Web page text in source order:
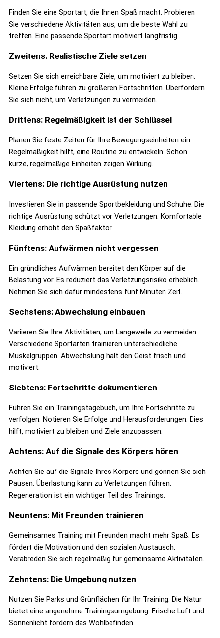
Finden Sie eine Sportart, die Ihnen Spaß macht. Probieren
Sie verschiedene Aktivitäten aus, um die beste Wahl zu
treffen. Eine passende Sportart motiviert langfristig.
Zweitens: Realistische Ziele setzen
Setzen Sie sich erreichbare Ziele, um motiviert zu bleiben.
Kleine Erfolge führen zu größeren Fortschritten. Überfordern
Sie sich nicht, um Verletzungen zu vermeiden.
Drittens: Regelmäßigkeit ist der Schlüssel
Planen Sie feste Zeiten für Ihre Bewegungseinheiten ein.
Regelmäßigkeit hilft, eine Routine zu entwickeln. Schon
kurze, regelmäßige Einheiten zeigen Wirkung.
Viertens: Die richtige Ausrüstung nutzen
Investieren Sie in passende Sportbekleidung und Schuhe. Die
richtige Ausrüstung schützt vor Verletzungen. Komfortable
Kleidung erhöht den Spaßfaktor.
Fünftens: Aufwärmen nicht vergessen
Ein gründliches Aufwärmen bereitet den Körper auf die
Belastung vor. Es reduziert das Verletzungsrisiko erheblich.
Nehmen Sie sich dafür mindestens fünf Minuten Zeit.
Sechstens: Abwechslung einbauen
Variieren Sie Ihre Aktivitäten, um Langeweile zu vermeiden.
Verschiedene Sportarten trainieren unterschiedliche
Muskelgruppen. Abwechslung hält den Geist frisch und
motiviert.
Siebtens: Fortschritte dokumentieren
Führen Sie ein Trainingstagebuch, um Ihre Fortschritte zu
verfolgen. Notieren Sie Erfolge und Herausforderungen. Dies
hilft, motiviert zu bleiben und Ziele anzupassen.
Achtens: Auf die Signale des Körpers hören
Achten Sie auf die Signale Ihres Körpers und gönnen Sie sich
Pausen. Überlastung kann zu Verletzungen führen.
Regeneration ist ein wichtiger Teil des Trainings.
Neuntens: Mit Freunden trainieren
Gemeinsames Training mit Freunden macht mehr Spaß. Es
fördert die Motivation und den sozialen Austausch.
Verabreden Sie sich regelmäßig für gemeinsame Aktivitäten.
Zehntens: Die Umgebung nutzen
Nutzen Sie Parks und Grünflächen für Ihr Training. Die Natur
bietet eine angenehme Trainingsumgebung. Frische Luft und
Sonnenlicht fördern das Wohlbefinden.